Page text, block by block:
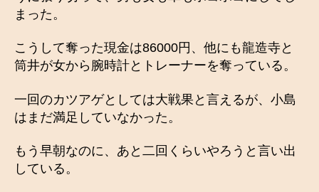
まった。
こうして奪った現金は86000円、他にも龍造寺と
筒井が女から腕時計とトレーナーを奪っている。
一回のカツアゲとしては大戦果と言えるが、小島
はまだ満足していなかった。
もう早朝なのに、あと二回くらいやろうと言い出
している。